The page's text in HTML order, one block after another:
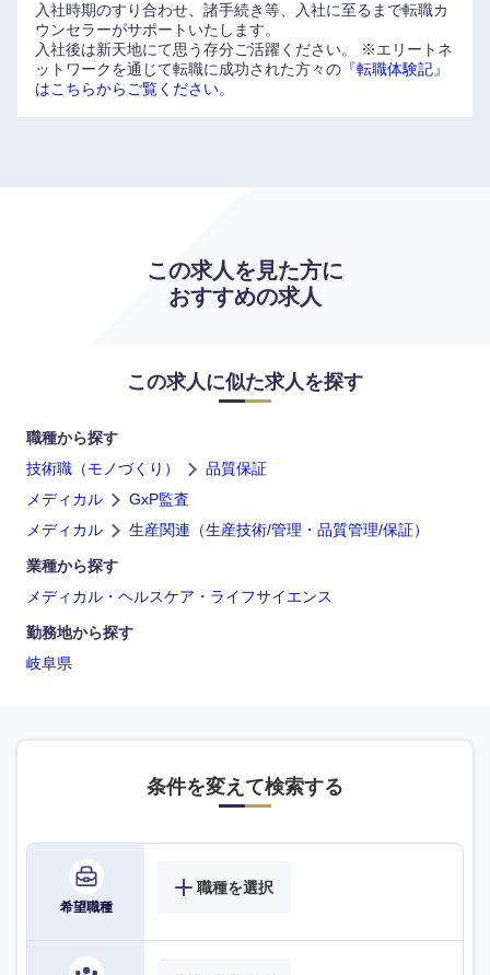
入社時期のすり合わせ、諸手続き等、入社に至るまで転職カ
ウンセラーがサポートいたします。
入社後は新天地にて思う存分ご活躍ください。
※エリートネ
ットワークを通じて転職に成功された方々の 『転職体験記』
はこちらからご覧ください。
この求人を見た方に
おすすめの求人
この求人に似た求人を探す
職種から探す
技術職（モノづくり）
品質保証
メディカル
GxP監査
メディカル
生産関連（生産技術/管理・品質管理/保証）
業種から探す
メディカル・ヘルスケア・ライフサイエンス
勤務地から探す
岐阜県
条件を変えて検索する
希望職種
職種を選択
広島県
香川県 愛媛県
高知県